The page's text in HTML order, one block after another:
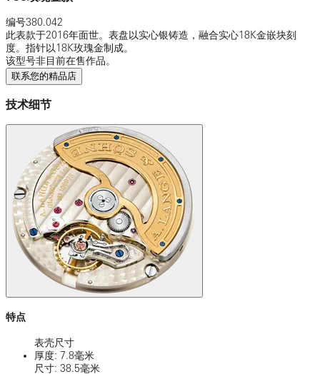
编号380.042
此表款于2016年面世。表盘以实心银铸造，融合实心18K金嵌块刻
度。指针以18K玫瑰金制成。
该型号非目前在售作品。
联系您的精品店
技术细节
特点
表壳尺寸
厚度: 7.8毫米
尺寸: 38.5毫米